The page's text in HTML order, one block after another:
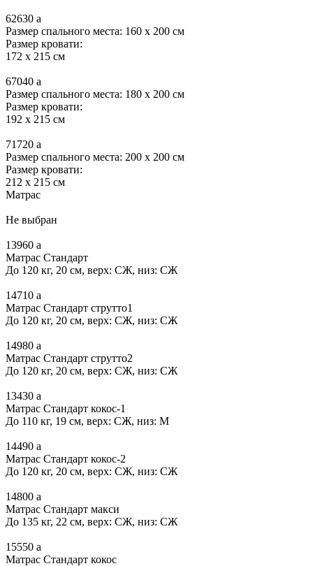
62630 a
Размер спального места: 160 x 200 см
Размер кровати:
172 x 215 см
67040 a
Размер спального места: 180 x 200 см
Размер кровати:
192 x 215 см
71720 a
Размер спального места: 200 x 200 см
Размер кровати:
212 x 215 см
Матрас
Не выбран
13960 a
Матрас Стандарт
До 120 кг, 20 см, верх: СЖ, низ: СЖ
14710 a
Матрас Стандарт струтто1
До 120 кг, 20 см, верх: СЖ, низ: СЖ
14980 a
Матрас Стандарт струтто2
До 120 кг, 20 см, верх: СЖ, низ: СЖ
13430 a
Матрас Стандарт кокос-1
До 110 кг, 19 см, верх: СЖ, низ: М
14490 a
Матрас Стандарт кокос-2
До 120 кг, 20 см, верх: СЖ, низ: СЖ
14800 a
Матрас Стандарт макси
До 135 кг, 22 см, верх: СЖ, низ: СЖ
15550 a
Матрас Стандарт кокос